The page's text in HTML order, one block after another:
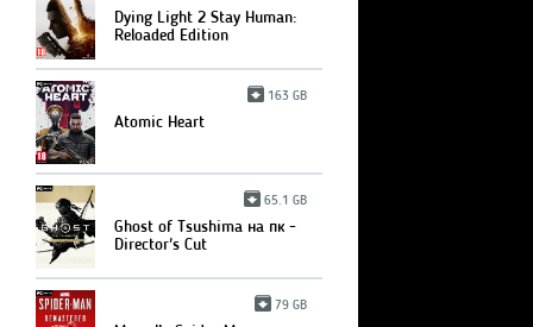
Dying Light 2 Stay Human:
Reloaded Edition
163 GB
Atomic Heart
65.1 GB
Ghost of Tsushima на пк -
Director's Cut
79 GB